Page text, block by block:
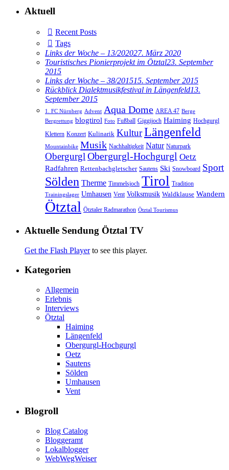
Aktuell
Recent Posts
Tags
Links der Woche – 13/202027. März 2020
Touristisches Pionierprojekt im Ötztal23. September
2015
Links der Woche – 38/201515. September 2015
Rückblick Dialektmusikfestival in Längenfeld13.
September 2015
1. FC Nürnberg Advent Aqua Dome AREA 47 Berge
Bergrettung blogtirol Foto Fußball Giggijoch Haiming Hochgurgl
Klettern Konzert Kulinarik KulturLängenfeld
Mountainbike Musik Nachhaltigkeit Natur Naturpark
ObergurglObergurgl-Hochgurgl Oetz
Radfahren Rettenbachgletscher Sautens Ski Snowboard Sport
Sölden Therme Timmelsjoch Tirol Tradition
Trainingslager Umhausen Vent Volksmusik Waldklause Wandern
Ötztal Ötztaler Radmarathon Ötztal Tourismus
Aktuelle Sendung Ötztal TV
Get the Flash Playerto see this player.
Kategorien
Allgemein
Erlebnis
Interviews
Ötztal
Haiming
Längenfeld
Obergurgl-Hochgurgl
Oetz
Sautens
Sölden
Umhausen
Vent
Blogroll
Blog Catalog
Bloggeramt
Lokalblogger
WebWegWeiser